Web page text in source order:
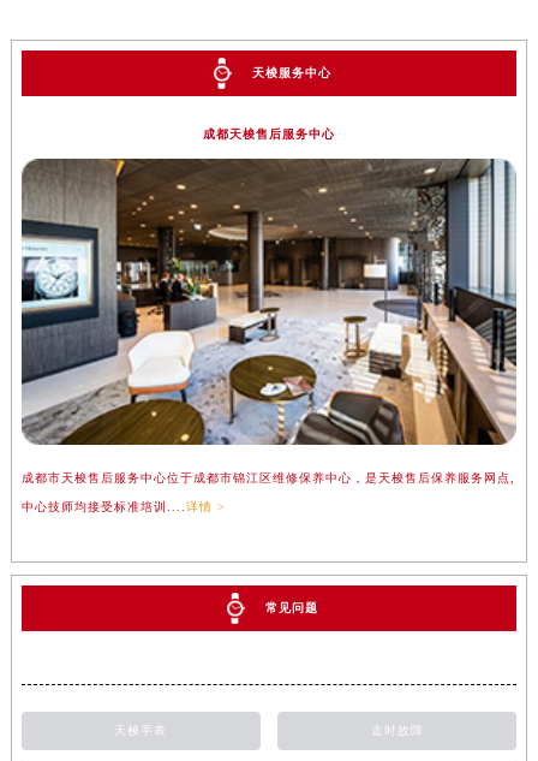
天梭服务中心
成都天梭售后服务中心
成都市天梭售后服务中心位于成都市锦江区维修保养中心，是天梭售后保养服务网点,
中心技师均接受标准培训....详情 >
常见问题
天梭手表 走时故障